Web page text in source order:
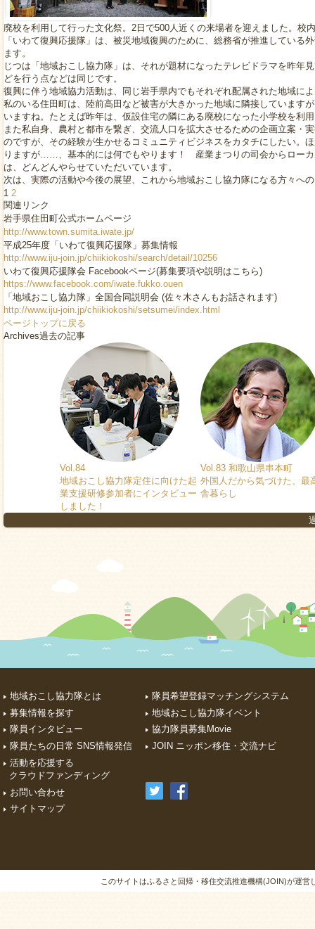
廃校を利用して行った文化祭。2日で500人近くの来場者を迎えました。校
「いわて復興応援隊」は、被災地域復興のために、総務省が推進してい
ます。
じつは「地域おこし協力隊」は、それが題材になったテレビドラマを昨
どを行う点などは同じです。
復興に伴う地域協力活動は、同じ岩手県内でもそれぞれ配属された地域に
私のいる住田町は、陸前高田など被害が大きかった地域に隣接しています
いますね。たとえば昨年は、仮設住宅の隣にある廃校になった小学校を利
また私自身、農村と都市を繋ぎ、交流人口を拡大させるための企画立案
のですが、その経験が生かせるコミュニティビジネスをカタチにしたい。
りますが……、基本的には何でもやります！ 産業まつりの司会からロー
は、どんどんやらせていただいています。
次は、実際の活動や今後の展望、これから地域おこし協力隊になる方々へ
1 2
関連リンク
岩手県住田町公式ホームページ
http://www.town.sumita.iwate.jp/
平成25年度「いわて復興応援隊」募集情報
http://www.iju-join.jp/chiikiokoshi/search/detail/10256
いわて復興応援隊会 Facebookページ(募集要項や説明はこちら)
https://www.facebook.com/iwate.fukko.ouen
「地域おこし協力隊」全国合同説明会 (佐々木さんもお話されます)
http://www.iju-join.jp/chiikiokoshi/setsumei/index.html
ページトップに戻る
Archives過去の記事
Vol.84
地域おこし協力隊定住に向けた起
業支援研修参加者にインタビュー
しました！
Vol.83 和歌山県串本町
外国人だから気づけた、最
舎暮らし
地域おこし協力隊とは
募集情報を探す
隊員インタビュー
隊員たちの日常 SNS情報発信
活動を応援する
クラウドファンディング
隊員希望登録マッチングシステム
地域おこし協力隊イベント
協力隊員募集Movie
JOIN ニッポン移住・交流ナビ
お問い合わせ
サイトマップ